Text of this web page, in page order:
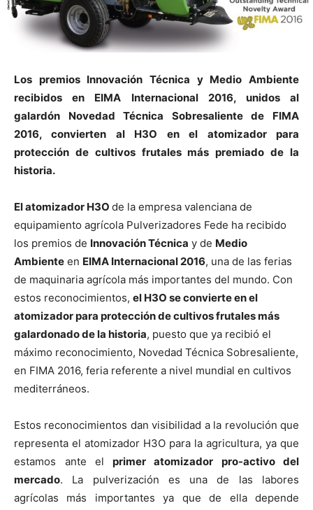
Los premios Innovación Técnica y Medio Ambiente
recibidos en EIMA Internacional 2016, unidos al
galardón Novedad Técnica Sobresaliente de FIMA
2016, convierten al H3O en el atomizador para
protección de cultivos frutales más premiado de la
historia.
El atomizador H3O de la empresa valenciana de
equipamiento agrícola Pulverizadores Fede ha recibido
los premios de Innovación Técnica y de Medio
Ambiente en EIMA Internacional 2016, una de las ferias
de maquinaria agrícola más importantes del mundo. Con
estos reconocimientos, el H3O se convierte en el
atomizador para protección de cultivos frutales más
galardonado de la historia, puesto que ya recibió el
máximo reconocimiento, Novedad Técnica Sobresaliente,
en FIMA 2016, feria referente a nivel mundial en cultivos
mediterráneos.
Estos reconocimientos dan visibilidad a la revolución que
representa el atomizador H3O para la agricultura, ya que
estamos ante el primer atomizador pro-activo del
mercado. La pulverización es una de las labores
agrícolas más importantes ya que de ella depende